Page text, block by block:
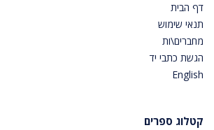
דף הבית
תנאי שימוש
מחברים\ות
הגשת כתבי יד
English
קטלוג ספרים